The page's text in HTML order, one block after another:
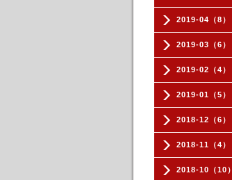
2019-04（8）
2019-03（6）
2019-02（4）
2019-01（5）
2018-12（6）
2018-11（4）
2018-10（10）